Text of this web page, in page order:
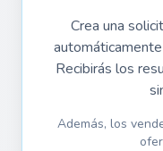
Crea una
Recibirás los
Además, los